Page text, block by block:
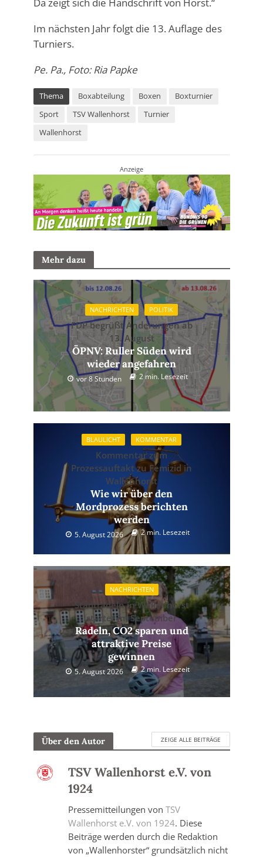
Da zeigt sich die Handschrift von Horst.“
Im nächsten Jahr folgt die 13. Auflage des
Turniers.
Pe. Pa., Foto: Ria Papke
Thema Boxabteilung Boxen
Boxturnier
Sport
TSV Wallenhorst
Turnier
Wallenhorst
Anzeige
Mehr dazu
NACHRICHTEN POLITIK
FDP begrüßt Änderungen ab
13. August
ÖPNV: Ruller Süden wird
wieder angefahren
vor 8 Stunden 2 min. Lesezeit
BLAULICHT KOMMENTAR
Kommentar zum
Prozessauftakt zu Femizid in
Wallenhorst
Wie wir über den
Mordprozess berichten
werden
5. August 2026 2 min. Lesezeit
NACHRICHTEN
Stadtradeln in Wallenhorst
startet im September
Radeln, CO2 sparen und
attraktive Preise
gewinnen
5. August 2026 2 min. Lesezeit
Über den Autor ZEIGE ALLE BEITRÄGE
TSV Wallenhorst e.V. von
1924
Pressemitteilungen von TSV
Wallenhorst e.V. von 1924. Diese
Beiträge werden durch die Redaktion
von „Wallenhorster“ grundsätzlich nicht